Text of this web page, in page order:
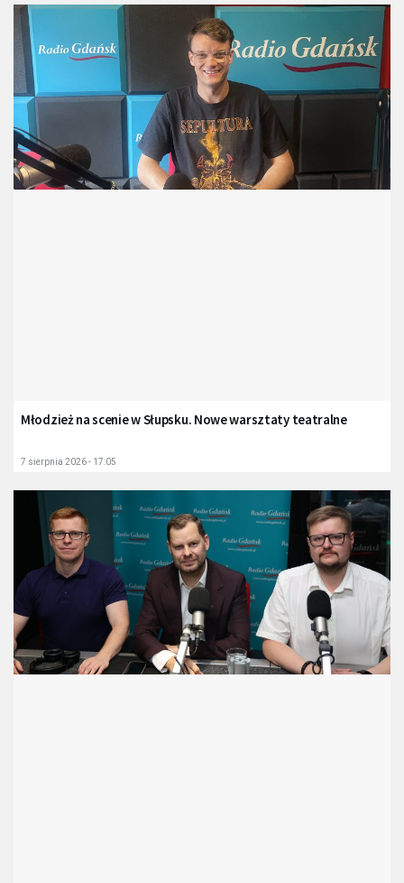
Młodzież na scenie w Słupsku. Nowe warsztaty teatralne
7 sierpnia 2026 - 17:05